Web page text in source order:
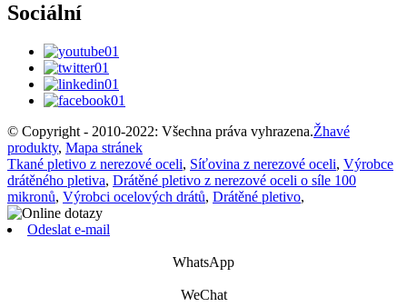
Sociální
© Copyright - 2010-2022: Všechna práva vyhrazena.Žhavé
produkty, Mapa stránek
Tkané pletivo z nerezové oceli, Síťovina z nerezové oceli, Výrobce
drátěného pletiva, Drátěné pletivo z nerezové oceli o síle 100
mikronů, Výrobci ocelových drátů, Drátěné pletivo,
Odeslat e-mail
WhatsApp
WeChat